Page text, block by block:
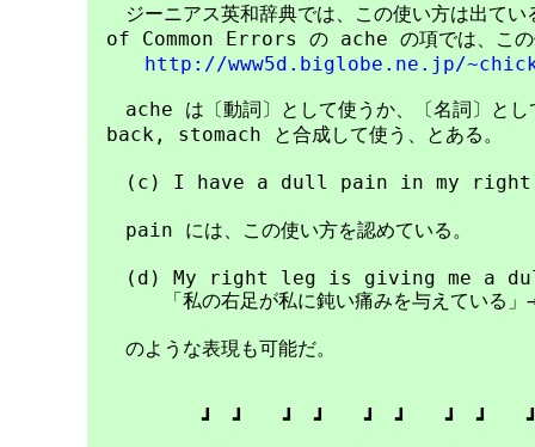
ジーニアス英和辞典では、この使い方は出
of Common Errors の ache の項では、この
http://www5d.biglobe.ne.jp/
ache は〔動詞〕として使うか、〔名
back, stomach と合成して使う、とある。
(c) I have a dull pain in my right leg.
pain には、この使い方を認めている。
(d) My right leg is giving me a
「私の右足が私に鈍い痛みを与えている」→
のような表現も可能だ。
┛　┛　　┛　┛　　┛　┛　　┛　┛　　┛